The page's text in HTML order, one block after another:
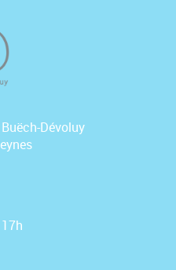
Dévoluy